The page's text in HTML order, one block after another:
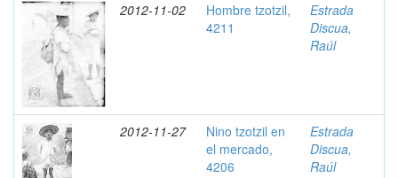
2012-11-02
Hombre tzotzil,
4211
Estrada
Discua,
Raúl
2012-11-27
Nino tzotzil en
el mercado,
4206
Estrada
Discua,
Raúl